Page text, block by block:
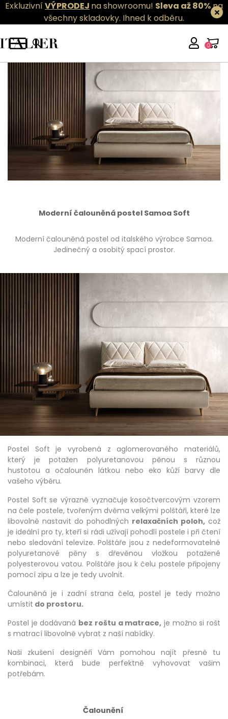
ExkluzivníVÝPRODEJ na showroomu! Sleva až 80%na
všechny skladovky. Ihned k odběru.
0
Moderní čalouněná postel Samoa Soft
Moderní čalouněná postel od italského výrobce Samoa.
Jedinečný a osobitý spací prostor.
Postel Soft je vyrobená z aglomerovaného materiálů,
který je potažen polyuretanovou pěnou s různou
hustotou a očalouněn látkou nebo eko kůží barvy dle
vašeho výběru.
Postel Soft se výrazně vyznačuje kosočtvercovým vzorem
na čele postele, tvořeným dvěma velkými polštáři, které lze
libovolně nastavit do pohodlných relaxačních poloh, což
je ideální pro ty, kteří si rádi užívají pohodlí postele i při čtení
nebo sledování televize. Polštáře jsou z nedeformovatelné
polyuretanové pěny s dřevěnou vložkou potažené
polyesterovou vatou. Polštáře jsou k čelu postele připojeny
pomocí zipu a lze je tedy uvolnit.
Čalouněná je i zadní strana čela, postel je tedy možno
umístit do prostoru.
Postel je dodávaná bez roštu a matrace, je možno si rošt
s matrací libovolně vybrat z naší nabídky.
Naši zkušení designéři Vám pomohou najít přesně tu
kombinaci, která bude perfektně vyhovovat vašim
potřebám.
Čalounění